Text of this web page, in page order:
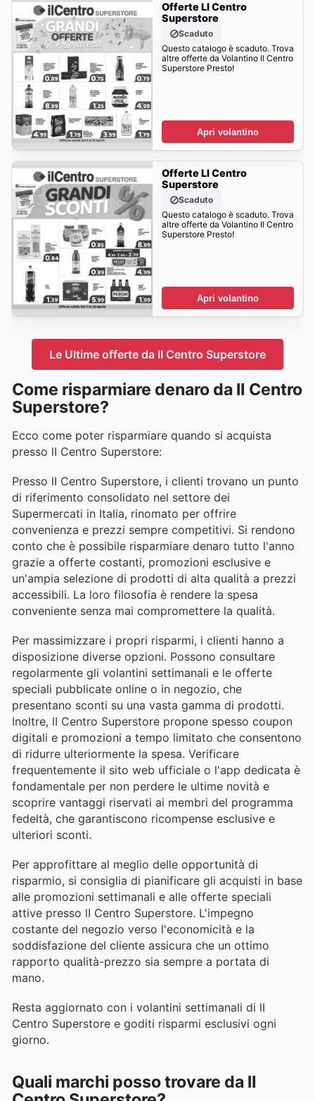
Offerte LI Centro
Superstore
Scaduto
Questo catalogo è scaduto. Trova
altre offerte da Volantino Il Centro
Superstore Presto!
Apri volantino
Offerte LI Centro
Superstore
Scaduto
Questo catalogo è scaduto. Trova
altre offerte da Volantino Il Centro
Superstore Presto!
Apri volantino
Le Ultime offerte da lI Centro Superstore
Come risparmiare denaro da lI Centro
Superstore?
Ecco come poter risparmiare quando si acquista
presso lI Centro Superstore:
Presso lI Centro Superstore, i clienti trovano un punto
di riferimento consolidato nel settore dei
Supermercati in Italia, rinomato per offrire
convenienza e prezzi sempre competitivi. Si rendono
conto che è possibile risparmiare denaro tutto l'anno
grazie a offerte costanti, promozioni esclusive e
un'ampia selezione di prodotti di alta qualità a prezzi
accessibili. La loro filosofia è rendere la spesa
conveniente senza mai compromettere la qualità.
Per massimizzare i propri risparmi, i clienti hanno a
disposizione diverse opzioni. Possono consultare
regolarmente gli volantini settimanali e le offerte
speciali pubblicate online o in negozio, che
presentano sconti su una vasta gamma di prodotti.
Inoltre, lI Centro Superstore propone spesso coupon
digitali e promozioni a tempo limitato che consentono
di ridurre ulteriormente la spesa. Verificare
frequentemente il sito web ufficiale o l'app dedicata è
fondamentale per non perdere le ultime novità e
scoprire vantaggi riservati ai membri del programma
fedeltà, che garantiscono ricompense esclusive e
ulteriori sconti.
Per approfittare al meglio delle opportunità di
risparmio, si consiglia di pianificare gli acquisti in base
alle promozioni settimanali e alle offerte speciali
attive presso lI Centro Superstore. L'impegno
costante del negozio verso l'economicità e la
soddisfazione del cliente assicura che un ottimo
rapporto qualità-prezzo sia sempre a portata di
mano.
Resta aggiornato con i volantini settimanali di lI
Centro Superstore e goditi risparmi esclusivi ogni
giorno.
Quali marchi posso trovare da lI